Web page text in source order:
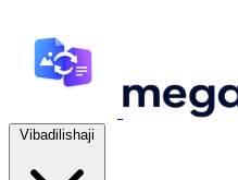
Vibadilishaji